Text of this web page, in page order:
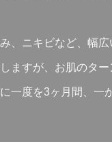
、ニキビなど、幅広
ますが、お肌のタ
一度を3ヶ月間、一